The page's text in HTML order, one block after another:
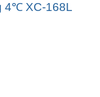
4℃ XC-168L